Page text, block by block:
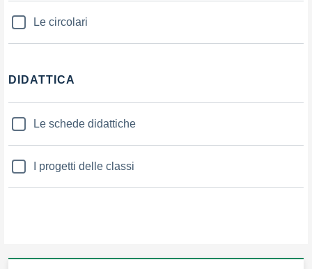
Le circolari
DIDATTICA
Le schede didattiche
I progetti delle classi